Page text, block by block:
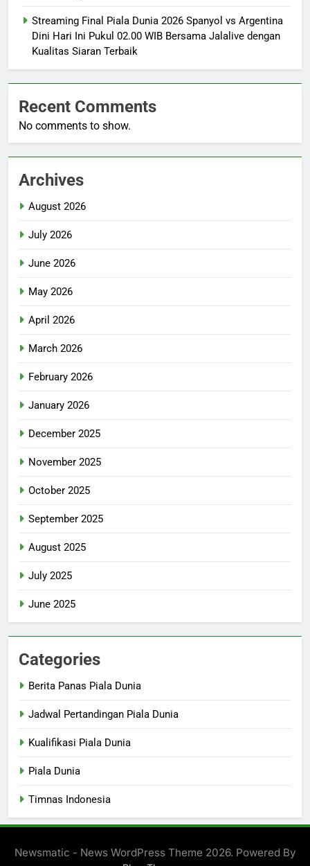
Streaming Final Piala Dunia 2026 Spanyol vs Argentina
Dini Hari Ini Pukul 02.00 WIB Bersama Jalalive dengan
Kualitas Siaran Terbaik
Recent Comments
No comments to show.
Archives
August 2026
July 2026
June 2026
May 2026
April 2026
March 2026
February 2026
January 2026
December 2025
November 2025
October 2025
September 2025
August 2025
July 2025
June 2025
Categories
Berita Panas Piala Dunia
Jadwal Pertandingan Piala Dunia
Kualifikasi Piala Dunia
Piala Dunia
Timnas Indonesia
Newsmatic - News WordPress Theme 2026. Powered By